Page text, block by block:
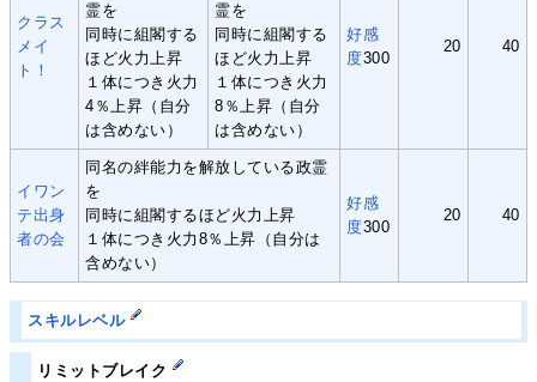
クラス
メイ
ト！
霊を
同時に組閣する
ほど火力上昇
１体につき火力
4％上昇（自分
は含めない）
霊を
同時に組閣する
ほど火力上昇
１体につき火力
8％上昇（自分
は含めない）
好感
度300
20 40
イワン
テ出身
者の会
同名の絆能力を解放している政霊
を
同時に組閣するほど火力上昇
１体につき火力8％上昇（自分は
含めない）
好感
度300
20 40
スキルレベル
リミットブレイク